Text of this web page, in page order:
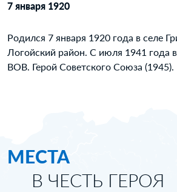
7 января 1920
Родился 7 января 1920 года в селе
Логойский район. С июля 1941 года
ВОВ. Герой Советского Союза (1945).
МЕСТА
В ЧЕСТЬ ГЕРОЯ